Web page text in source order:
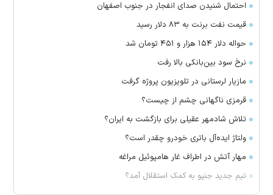
احتمال شنیدن صدای انفجار در جنوب اصفهان
قیمت نفت برنت به ۸۳ دلار رسید
حواله دلار ۱۵۴ هزار و ۴۵۱ تومان شد
نرخ سود بین‌بانکی بالا رفت
مازیار لرستانی در تلویزیون پروژه گرفت
قرمزی ناگهانی چشم از چیست؟
تلاش شادمهر عقیلی برای بازگشت به ایران؟
ولتاژ ایده‌آل باتری خودرو چقدر است؟
مهار آتش در اطراف غار هامپوئیل مراغه
تیم جدید جنپو به کمک استقلال آمد؟